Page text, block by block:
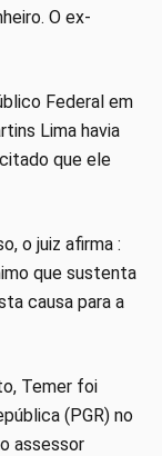
O ex-
Federal em
Lima havia
que ele
o juiz afirma :
que sustenta
causa para a
Temer foi
(PGR) no
assessor